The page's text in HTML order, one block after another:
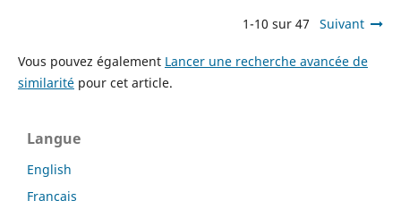
1-10 sur 47 Suivant
Vous pouvez également Lancer une recherche avancée de
similaritépour cet article.
Langue
English
Français